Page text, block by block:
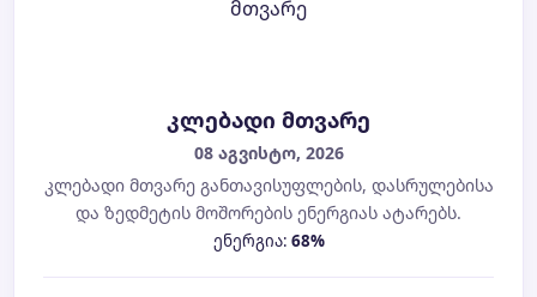
კლებადი მთვარე
08 აგვისტო, 2026
კლებადი მთვარე განთავისუფლების, დასრულებისა
და ზედმეტის მოშორების ენერგიას ატარებს.
ენერგია: 68%